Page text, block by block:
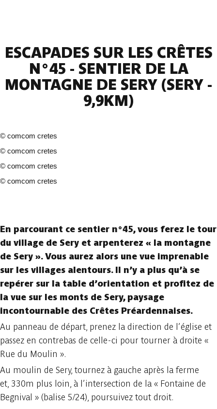
ESCAPADES SUR LES CRÊTES
N°45 - SENTIER DE LA
MONTAGNE DE SERY (SERY -
9,9KM)
© comcom cretes
© comcom cretes
© comcom cretes
© comcom cretes
En parcourant ce sentier n°45, vous ferez le tour
du village de Sery et arpenterez « la montagne
de Sery ». Vous aurez alors une vue imprenable
sur les villages alentours. Il n’y a plus qu’à se
repérer sur la table d’orientation et profitez de
la vue sur les monts de Sery, paysage
incontournable des Crêtes Préardennaises.
Au panneau de départ, prenez la direction de l’église et
passez en contrebas de celle-ci pour tourner à droite «
Rue du Moulin ».
Au moulin de Sery, tournez à gauche après la ferme
et, 330m plus loin, à l’intersection de la « Fontaine de
Begnival » (balise 5/24), poursuivez tout droit.